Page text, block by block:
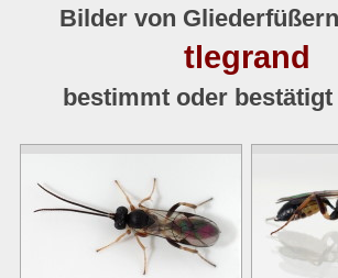
Bilder von
tlegrand
bestimmt oder bestätigt